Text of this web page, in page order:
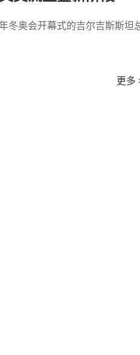
冬奥会开幕式的吉尔吉斯斯坦
更多